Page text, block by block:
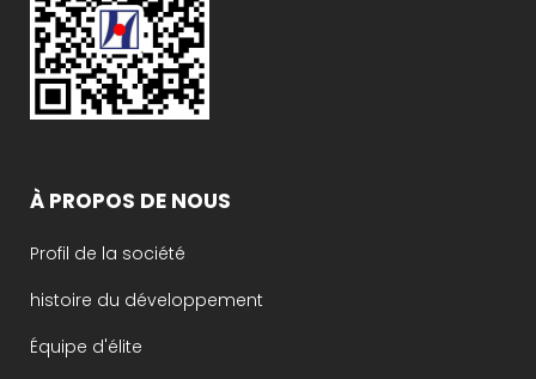
À PROPOS DE NOUS
Profil de la société
histoire du développement
Équipe d'élite